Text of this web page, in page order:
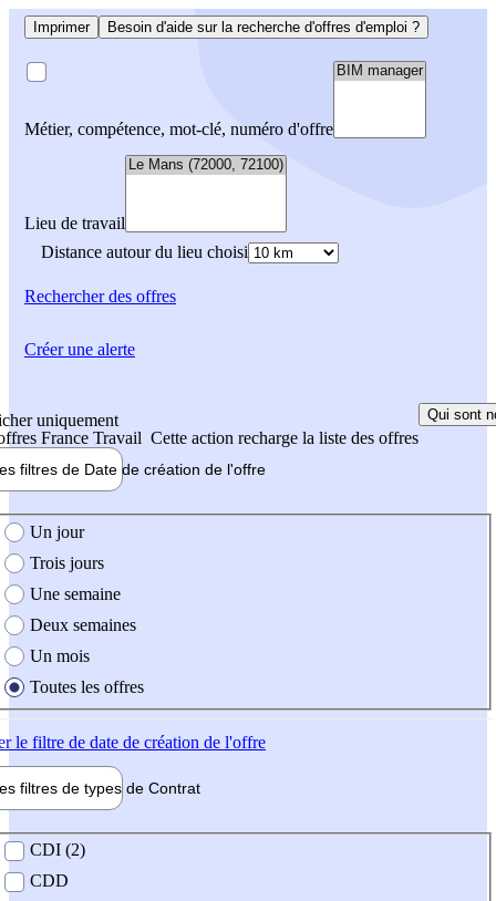
Imprimer Besoin d'aide sur la recherche d'offres d'emploi ?
Métier, compétence, mot-clé, numéro d'offre
Lieu de travail
Distance autour du lieu choisi
Rechercherdes offres
uniquement
France Travail Cette action recharge la liste des offres
Qui sont
filtres de Date de création de l'offre
création de l'offre
Un jour
Trois jours
Une semaine
Deux semaines
Un mois
Toutes les offres
le filtre de date de création de l'offre
filtres de types de Contrat
contrat
CDI (2)
CDD
Créer une alerte